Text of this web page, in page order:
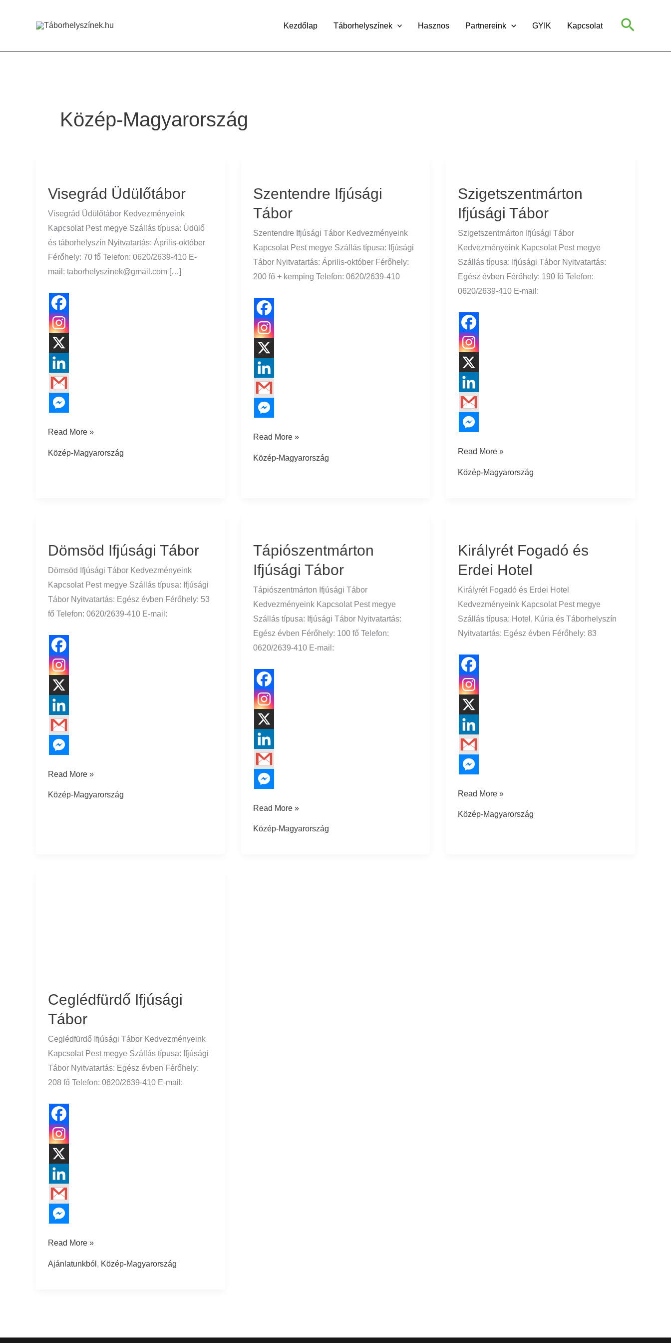
Kezdőlap Táborhelyszínek Hasznos Partnereink GYIK Kapcsolat Search
Közép-Magyarország
Visegrád Üdülőtábor
Visegrád Üdülőtábor Kedvezményeink
Kapcsolat Pest megye Szállás típusa: Üdülő
és táborhelyszín Nyitvatartás: Április-október
Férőhely: 70 fő Telefon: 0620/2639-410 E-
mail: taborhelyszinek@gmail.com […]
Read More »
Közép-Magyarország
Szentendre Ifjúsági
Tábor
Szentendre Ifjúsági Tábor Kedvezményeink
Kapcsolat Pest megye Szállás típusa: Ifjúsági
Tábor Nyitvatartás: Április-október Férőhely:
200 fő + kemping Telefon: 0620/2639-410
Tábor
Read More »
Közép-Magyarország
Szigetszentmárton
Ifjúsági Tábor
Szigetszentmárton Ifjúsági Tábor
Kedvezményeink Kapcsolat Pest megye
Szállás típusa: Ifjúsági Tábor Nyitvatartás:
Egész évben Férőhely: 190 fő Telefon:
0620/2639-410 E-mail:
Tábor
Read More »
Közép-Magyarország
Dömsöd Ifjúsági Tábor
Dömsöd Ifjúsági Tábor Kedvezményeink
Kapcsolat Pest megye Szállás típusa: Ifjúsági
Tábor Nyitvatartás: Egész évben Férőhely: 53
fő Telefon: 0620/2639-410 E-mail:
Tábor
Read More »
Közép-Magyarország
Tápiószentmárton
Ifjúsági Tábor
Tápiószentmárton Ifjúsági Tábor
Kedvezményeink Kapcsolat Pest megye
Szállás típusa: Ifjúsági Tábor Nyitvatartás:
Egész évben Férőhely: 100 fő Telefon:
0620/2639-410 E-mail:
Tábor
Read More »
Közép-Magyarország
Királyrét Fogadó és
Erdei Hotel
Királyrét Fogadó és Erdei Hotel
Kedvezményeink Kapcsolat Pest megye
Szállás típusa: Hotel, Kúria és Táborhelyszín
Nyitvatartás: Egész évben Férőhely: 83
és
Erdei
Read More »
Közép-Magyarország
Ceglédfürdő Ifjúsági
Tábor
Ceglédfürdő Ifjúsági Tábor Kedvezményeink
Kapcsolat Pest megye Szállás típusa: Ifjúsági
Tábor Nyitvatartás: Egész évben Férőhely:
208 fő Telefon: 0620/2639-410 E-mail:
Read More »
Ajánlatunkból , Közép-Magyarország